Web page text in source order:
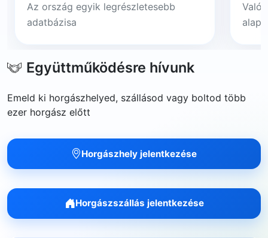
Az ország egyik legrészletesebb
adatbázisa
Együttműködésre hívunk
Emeld ki horgászhelyed, szállásod vagy boltod több
ezer horgász előtt
Horgászhely jelentkezése
Horgászszállás jelentkezése